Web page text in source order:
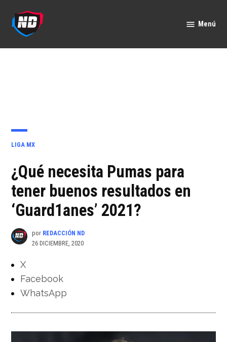
contenido
Menú
PUBLICADO
LIGA MX
¿Qué necesita Pumas para
tener buenos resultados en
‘Guard1anes’ 2021?
por REDACCIÓN ND
26 DICIEMBRE, 2020
X
Facebook
WhatsApp